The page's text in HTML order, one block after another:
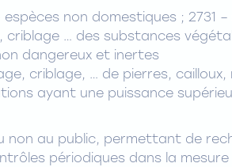
espèces non domestiques ; 2731
criblage … des substances
dangereux et inertes
criblage, … de pierres,
ayant une puissance
non au public, permettant de
périodiques dans la